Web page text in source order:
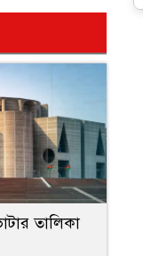
তালিকা